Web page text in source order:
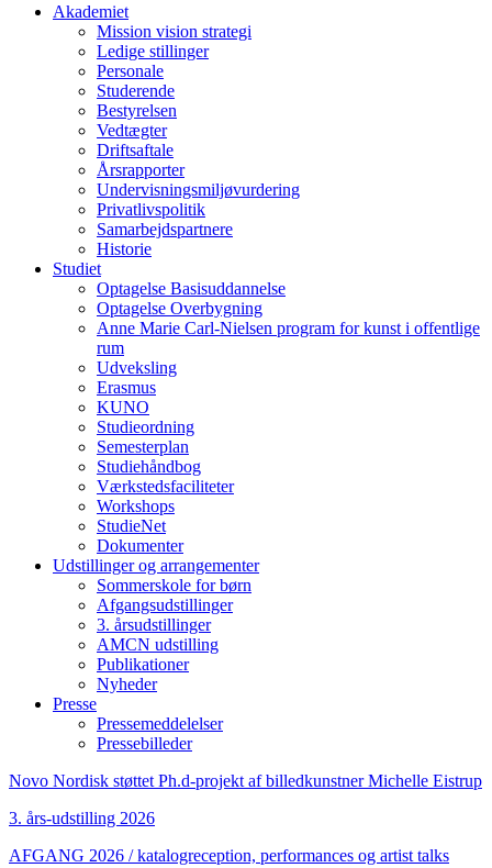
Akademiet
Mission vision strategi
Ledige stillinger
Personale
Studerende
Bestyrelsen
Vedtægter
Driftsaftale
Årsrapporter
Undervisningsmiljøvurdering
Privatlivspolitik
Samarbejdspartnere
Historie
Studiet
Optagelse Basisuddannelse
Optagelse Overbygning
Anne Marie Carl-Nielsen program for kunst i offentlige
rum
Udveksling
Erasmus
KUNO
Studieordning
Semesterplan
Studiehåndbog
Værkstedsfaciliteter
Workshops
StudieNet
Dokumenter
Udstillinger og arrangementer
Sommerskole for børn
Afgangsudstillinger
3. årsudstillinger
AMCN udstilling
Publikationer
Nyheder
Presse
Pressemeddelelser
Pressebilleder
Novo Nordisk støttet Ph.d-projekt af billedkunstner Michelle Eistrup
3. års-udstilling 2026
AFGANG 2026 / katalogreception, performances og artist talks